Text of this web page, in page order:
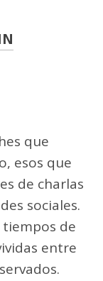
que
esos que
de charlas
sociales.
de
entre